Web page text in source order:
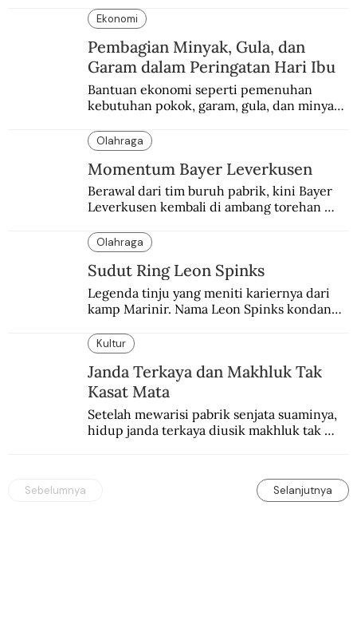
Ekonomi
Pembagian Minyak, Gula, dan
Garam dalam Peringatan Hari Ibu
Bantuan ekonomi seperti pemenuhan
kebutuhan pokok, garam, gula, dan minyak
peringatan Hari Ibu.
Olahraga
Momentum Bayer Leverkusen
Berawal dari tim buruh pabrik, kini Bayer
Leverkusen kembali di ambang torehan
“Neverkusen”.
Olahraga
Sudut Ring Leon Spinks
Legenda tinju yang meniti kariernya dari
kamp Marinir. Nama Leon Spinks kondang
Muhammad Ali.
Kultur
Janda Terkaya dan Makhluk Tak
Kasat Mata
Setelah mewarisi pabrik senjata suaminya,
hidup janda terkaya diusik makhluk tak
Sebelumnya Selanjutnya